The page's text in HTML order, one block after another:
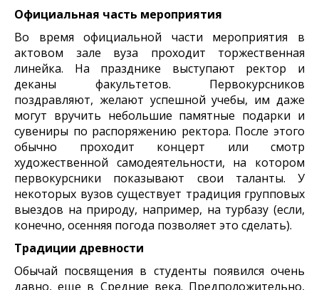
Официальная часть мероприятия
Во время официальной части мероприятия в
актовом зале вуза проходит торжественная
линейка. На празднике выступают ректор и
деканы факультетов. Первокурсников
поздравляют, желают успешной учебы, им даже
могут вручить небольшие памятные подарки и
сувениры по распоряжению ректора. После этого
обычно проходит концерт или смотр
художественной самодеятельности, на котором
первокурсники показывают свои таланты. У
некоторых вузов существует традиция групповых
выездов на природу, например, на турбазу (если,
конечно, осенняя погода позволяет это сделать).
Традиции древности
Обычай посвящения в студенты появился очень
давно, еще в Средние века. Предположительно,